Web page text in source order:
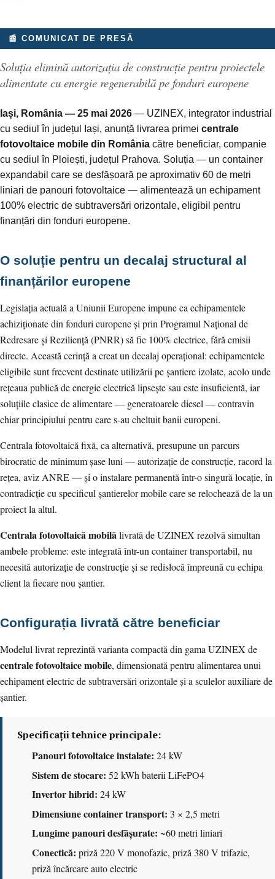
📰 COMUNICAT DE PRESĂ
Soluția elimină autorizația de construcție pentru proiectele
alimentate cu energie regenerabilă pe fonduri europene
Iași, România — 25 mai 2026 — UZINEX, integrator industrial
cu sediul în județul Iași, anunță livrarea primei centrale
fotovoltaice mobile din România către beneficiar, companie
cu sediul în Ploiești, județul Prahova. Soluția — un container
expandabil care se desfășoară pe aproximativ 60 de metri
liniari de panouri fotovoltaice — alimentează un echipament
100% electric de subtraversări orizontale, eligibil pentru
finanțări din fonduri europene.
O soluție pentru un decalaj structural al
finanțărilor europene
Legislația actuală a Uniunii Europene impune ca echipamentele
achiziționate din fonduri europene și prin Programul Național de
Redresare și Reziliență (PNRR) să fie 100% electrice, fără emisii
directe. Această cerință a creat un decalaj operațional: echipamentele
eligibile sunt frecvent destinate utilizării pe șantiere izolate, acolo unde
rețeaua publică de energie electrică lipsește sau este insuficientă, iar
soluțiile clasice de alimentare — generatoarele diesel — contravin
chiar principiului pentru care s-au cheltuit banii europeni.
Centrala fotovoltaică fixă, ca alternativă, presupune un parcurs
birocratic de minimum șase luni — autorizație de construcție, racord la
rețea, aviz ANRE — și o instalare permanentă într-o singură locație, în
contradicție cu specificul șantierelor mobile care se relochează de la un
proiect la altul.
Centrala fotovoltaică mobilălivrată de UZINEX rezolvă simultan
ambele probleme: este integrată într-un container transportabil, nu
necesită autorizație de construcție și se redislocă împreună cu echipa
client la fiecare nou șantier.
Configurația livrată către beneficiar
Modelul livrat reprezintă varianta compactă din gama UZINEX de
centrale fotovoltaice mobile, dimensionată pentru alimentarea unui
echipament electric de subtraversări orizontale și a sculelor auxiliare de
șantier.
Specificații tehnice principale:
Panouri fotovoltaice instalate: 24 kW
Sistem de stocare: 52 kWh baterii LiFePO4
Invertor hibrid: 24 kW
Dimensiune container transport: 3 × 2,5 metri
Lungime panouri desfășurate: ~60 metri liniari
Conectică: priză 220 V monofazic, priză 380 V trifazic,
priză încărcare auto electric